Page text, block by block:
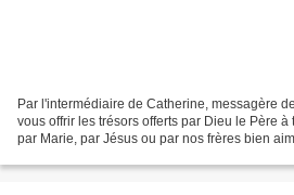
Par l'intermédiaire de Catherine, messagère
vous offrir les trésors offerts par Dieu le Père
par Marie, par Jésus ou par nos frères bien